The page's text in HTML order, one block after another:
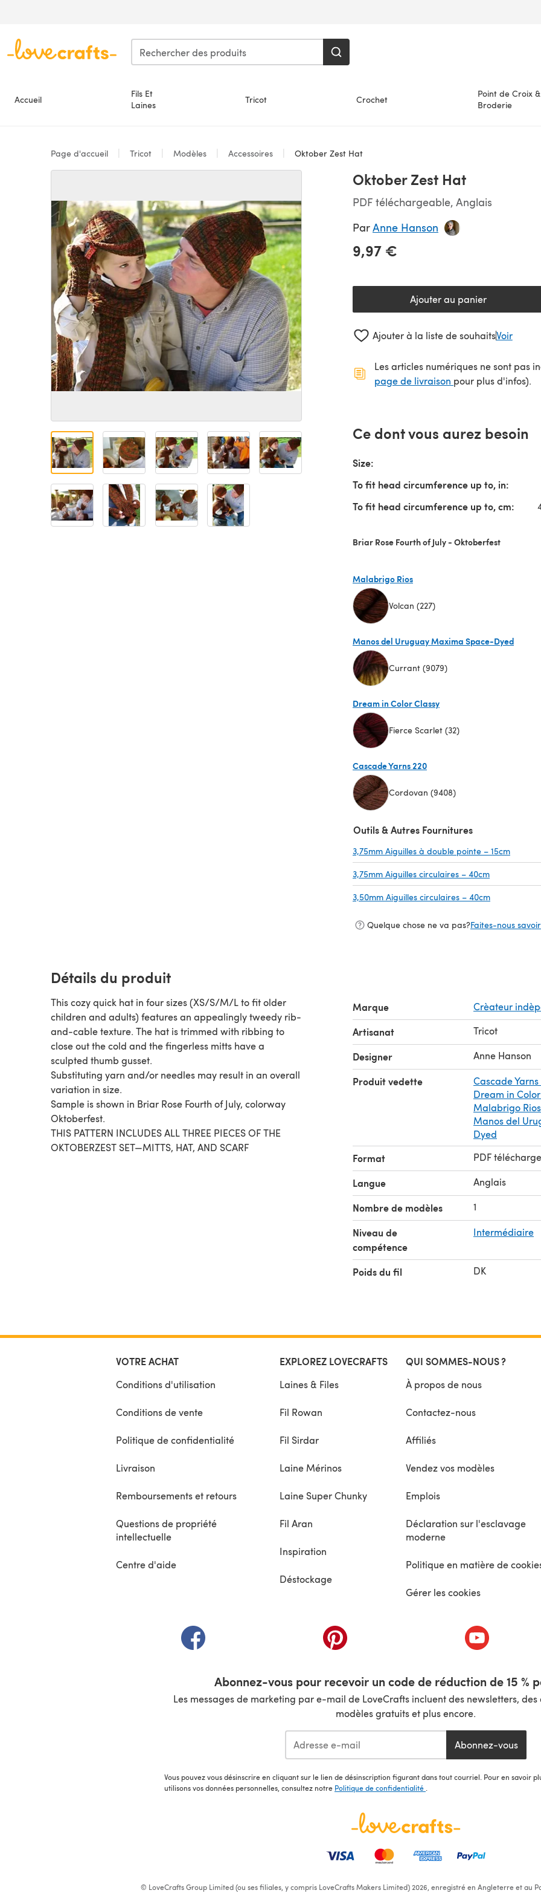
Accueil
Fils Et
Laines
Tricot Crochet
Point de Croix &
Broderie
Page d'accueil Tricot Modèles Accessoires Oktober Zest Hat
Oktober Zest Hat
PDF téléchargeable, Anglais
ParAnne Hanson
9,97 €
Ajouter au panier
Ajouter à la liste de souhaitsVoir
Les articles numériques ne sont pas
page de livraison (s'ouvre dans un
pour plus d'infos).
Ce dont vous aurez besoin
Size:
To fit head circumference up to, in:
To fit head circumference up to, cm:
Briar Rose Fourth of July - Oktoberfest
Malabrigo Rios
Volcan (227)
Manos del Uruguay Maxima Space-Dyed
Currant (9079)
Dream in Color Classy
Fierce Scarlet (32)
Cascade Yarns 220
Cordovan (9408)
Outils & Autres Fournitures
3,75mm Aiguilles à double pointe – 15cm
3,75mm Aiguilles circulaires – 40cm
3,50mm Aiguilles circulaires – 40cm
Quelque chose ne va pas?Faites-nous
Détails du produit
This cozy quick hat in four sizes (XS/S/M/L to fit older
children and adults) features an appealingly tweedy rib-
and-cable texture. The hat is trimmed with ribbing to
close out the cold and the fingerless mitts have a
sculpted thumb gusset.
Substituting yarn and/or needles may result in an overall
variation in size.
Sample is shown in Briar Rose Fourth of July, colorway
Oktoberfest.
THIS PATTERN INCLUDES ALL THREE PIECES OF THE
OKTOBERZEST SET—MITTS, HAT, AND SCARF
Marque Crèateur
Artisanat Tricot
Designer Anne Hanson
Produit vedette Cascade Yarns
Dream in
Malabrigo Rios
Manos del
Dyed
Format PDF
Langue Anglais
Nombre de modèles 1
Niveau de
compétence
Intermédiaire
Poids du fil DK
VOTRE ACHAT
Conditions d'utilisation
Conditions de vente
Politique de confidentialité
Livraison
Remboursements et retours
Questions de propriété
intellectuelle
Centre d'aide
EXPLOREZ LOVECRAFTS
Laines & Files
Fil Rowan
Fil Sirdar
Laine Mérinos
Laine Super Chunky
Fil Aran
Inspiration
Déstockage
QUI SOMMES-NOUS ?
À propos de nous
Contactez-nous
Affiliés
Vendez vos modèles
Emplois
Déclaration sur l'esclavage
moderne
Politique en matière de
Gérer les cookies
(s'ouvre dans un nouvel onglet) (s'ouvre dans un nouvel onglet) (s'ouvre dans
Abonnez-vous pour recevoir un code de réduction de 15 %
Les messages de marketing par e-mail de LoveCrafts incluent des newsletters,
modèles gratuits et plus encore.
Abonnez-vous
Vous pouvez vous désinscrire en cliquant sur le lien de désinscription figurant dans tout courriel. Pour en savoir
utilisons vos données personnelles, consultez notre Politique de confidentialité
© LoveCrafts Group Limited (ou ses filiales, y compris LoveCrafts Makers Limited) 2026, enregistré en Angleterre et au